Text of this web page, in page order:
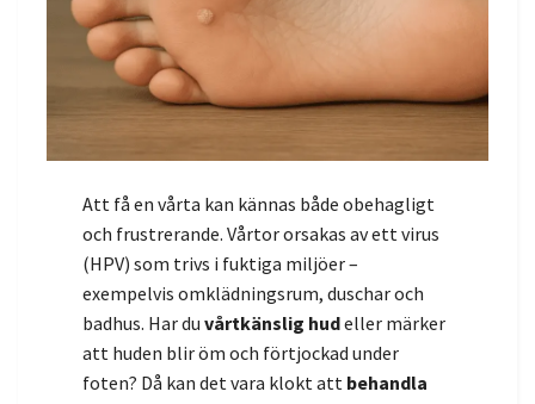
Att få en vårta kan kännas både obehagligt
och frustrerande. Vårtor orsakas av ett virus
(HPV) som trivs i fuktiga miljöer –
exempelvis omklädningsrum, duschar och
badhus. Har du vårtkänslig hudeller märker
att huden blir öm och förtjockad under
foten? Då kan det vara klokt att behandla